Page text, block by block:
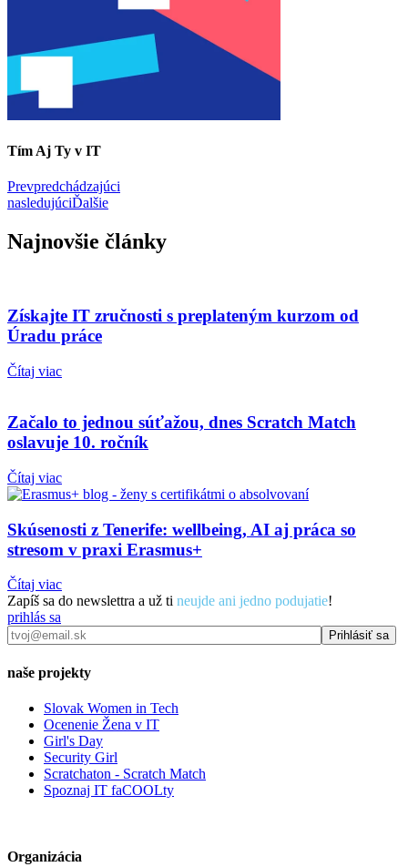
Tím Aj Ty v IT
Prevpredchádzajúci
nasledujúciĎalšie
Najnovšie články
Získajte IT zručnosti s preplateným kurzom od
Úradu práce
Čítaj viac
Začalo to jednou súťažou, dnes Scratch Match
oslavuje 10. ročník
Čítaj viac
Skúsenosti z Tenerife: wellbeing, AI aj práca so
stresom v praxi Erasmus+
Čítaj viac
Zapíš sa do newslettra a už ti neujde ani jedno podujatie!
prihlás sa
naše projekty
Slovak Women in Tech
Ocenenie Žena v IT
Girl's Day
Security Girl
Scratchaton - Scratch Match
Spoznaj IT faCOOLty
Organizácia